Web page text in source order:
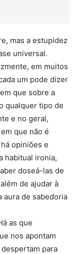
mas a estupidez
universal.
em muitos
um pode dizer
que sobre a
qualquer tipo de
e no geral,
que não é
opiniões e
habitual ironia,
doseá-las de
de ajudar à
aura de sabedoria
as que
nos apontam
para